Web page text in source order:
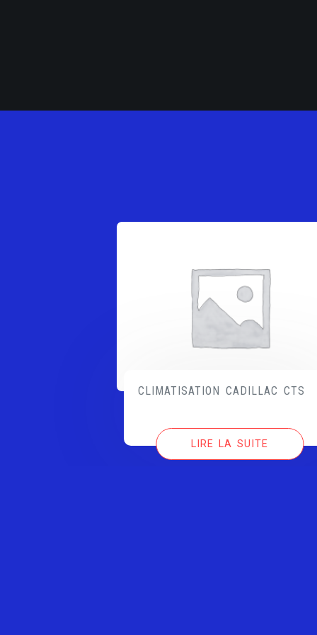
CLIMATISATION CADILLAC CTS
LIRE LA SUITE